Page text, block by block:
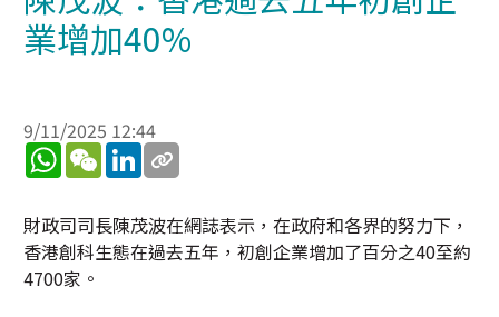
業增加40%
9/11/2025 12:44
WhatsApp
WeChatLinkedIn
財政司司長陳茂波在網誌表示，在政府和各界的努力下，
香港創科生態在過去五年，初創企業增加了百分之40至約
4700家。